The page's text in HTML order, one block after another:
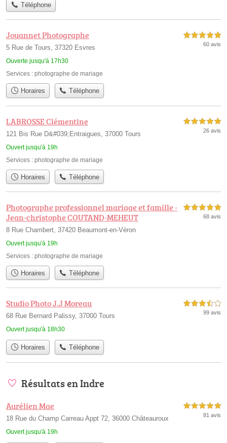
Téléphone
Jouannet Photographe
5 Rue de Tours, 37320 Esvres
Ouverte jusqu'à 17h30
5,0 étoiles sur 5
60 avis
Services : photographe de mariage
Horaires Téléphone
LABROSSE Clémentine
121 Bis Rue D&#039;Entraigues, 37000 Tours
Ouvert jusqu'à 19h
5,0 étoiles sur 5
26 avis
Services : photographe de mariage
Horaires Téléphone
Photographe professionnel mariage et famille -
Jean-christophe COUTAND-MEHEUT
8 Rue Chambert, 37420 Beaumont-en-Véron
Ouvert jusqu'à 19h
5,0 étoiles sur 5
68 avis
Services : photographe de mariage
Horaires Téléphone
Studio Photo J.J Moreau
68 Rue Bernard Palissy, 37000 Tours
Ouvert jusqu'à 18h30
3,5 étoiles sur 5
99 avis
Horaires Téléphone
Résultats en Indre
Aurélien Mae
18 Rue du Champ Carreau Appt 72, 36000 Châteauroux
Ouvert jusqu'à 19h
5,0 étoiles sur 5
81 avis